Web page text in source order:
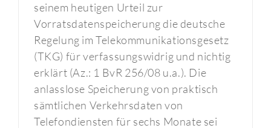
seinem heutigen Urteil zur
Vorratsdatenspeicherung die deutsche
Regelung im Telekommunikationsgesetz
(TKG) für verfassungswidrig und nichtig
erklärt (Az.: 1 BvR 256/08 u.a.). Die
anlasslose Speicherung von praktisch
sämtlichen Verkehrsdaten von
Telefondiensten für sechs Monate sei